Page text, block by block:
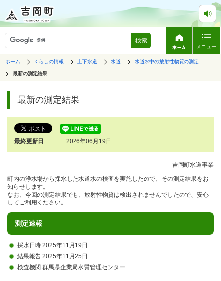
検索
メニュー
表
ペ
ジ
ホーム
中
の
くらしの情報
の
中
上下水道
の
中
水道
の
中
水道水中の放射性物質の測定
の
最新の測定結果
す。
ジ
の
最新の測定結果
最終更新日 2026年06月19日
吉岡町水道事業
町内の浄水場から採水した水道水の検査を実施したので、その測定結果をお
知らせします。
なお、今回の測定結果でも、放射性物質は検出されませんでしたので、安心
してご利用ください。
測定速報
採水日時:2025年11月19日
結果報告:2025年11月25日
検査機関:群馬県企業局水質管理センター